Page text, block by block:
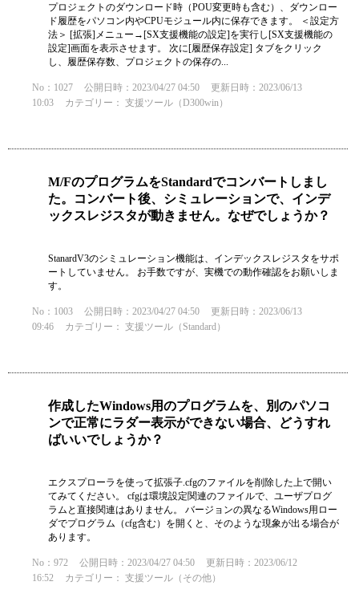
プロジェクトのダウンロード時（POU変更時も含む）、ダウンロー
ド履歴をパソコン内やCPUモジュール内に保存できます。 ＜設定方
法＞ [拡張]メニュー→[SX支援機能の設定]を実行し[SX支援機能の
設定]画面を表示させます。 次に[履歴保存設定] タブをクリック
し、履歴保存数、プロジェクトの保存の...
No：1027 公開日時：2023/04/27 04:50
更新日時：2023/06/13
10:03
カテゴリー： 支援ツール（D300win）
M/FのプログラムをStandardでコンバートしまし
た。コンバート後、シミュレーションで、インデ
ックスレジスタが動きません。なぜでしょうか？
StanardV3のシミュレーション機能は、インデックスレジスタをサポ
ートしていません。 お手数ですが、実機での動作確認をお願いしま
す。
No：1003 公開日時：2023/04/27 04:50
更新日時：2023/06/13
09:46
カテゴリー： 支援ツール（Standard）
作成したWindows用のプログラムを、別のパソコ
ンで正常にラダー表示ができない場合、どうすれ
ばいいでしょうか？
エクスプローラを使って拡張子.cfgのファイルを削除した上で開い
てみてください。 cfgは環境設定関連のファイルで、ユーザプログ
ラムと直接関連はありません。 バージョンの異なるWindows用ロー
ダでプログラム（cfg含む）を開くと、そのような現象が出る場合が
あります。
No：972 公開日時：2023/04/27 04:50
更新日時：2023/06/12
16:52
カテゴリー： 支援ツール（その他）